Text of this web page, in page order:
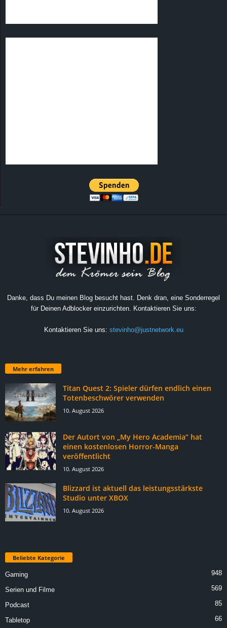
Danke, dass Du meinen Blog besucht hast. Denk dran, eine Sonderregel
für Deinen Adblocker einzurichten. Kontaktieren Sie uns:
Kontaktieren Sie uns: stevinho@justnetwork.eu
Mehr erfahren
Titan Quest 2: Spieler dürfen endlich einen
Totenbeschwörer verwenden
10. August 2026
Der Autort von „My Hero Academia“ hat
einen kostenlosen Horror-Manga
veröffentlicht
10. August 2026
Blizzard ist aktuell das leistungsstärkste
Studio unter XBOX
10. August 2026
Beliebte Kategorie
Gaming 948
Serien und Filme 569
Podcast 85
Tabletop 66